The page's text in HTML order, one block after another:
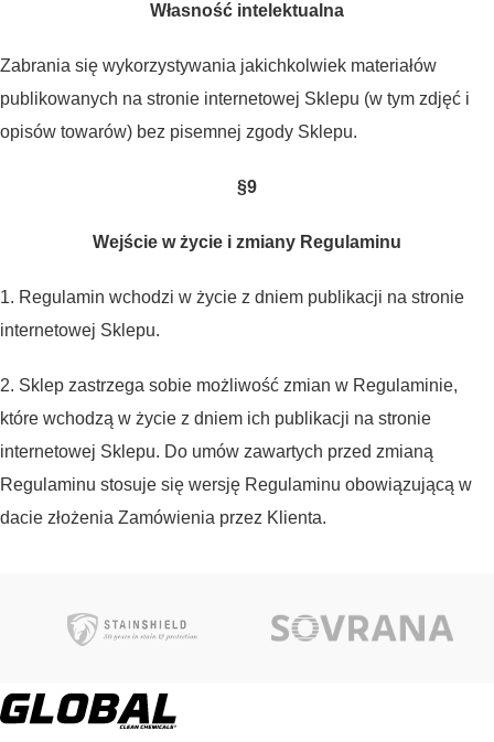
Własność intelektualna
Zabrania się wykorzystywania jakichkolwiek materiałów
publikowanych na stronie internetowej Sklepu (w tym zdjęć i
opisów towarów) bez pisemnej zgody Sklepu.
§9
Wejście w życie i zmiany Regulaminu
1. Regulamin wchodzi w życie z dniem publikacji na stronie
internetowej Sklepu.
2. Sklep zastrzega sobie możliwość zmian w Regulaminie,
które wchodzą w życie z dniem ich publikacji na stronie
internetowej Sklepu. Do umów zawartych przed zmianą
Regulaminu stosuje się wersję Regulaminu obowiązującą w
dacie złożenia Zamówienia przez Klienta.